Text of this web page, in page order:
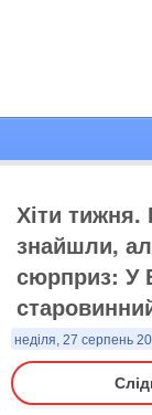
Хіти тижня.
знайшли,
сюрприз: У
неділя, 27 серпень